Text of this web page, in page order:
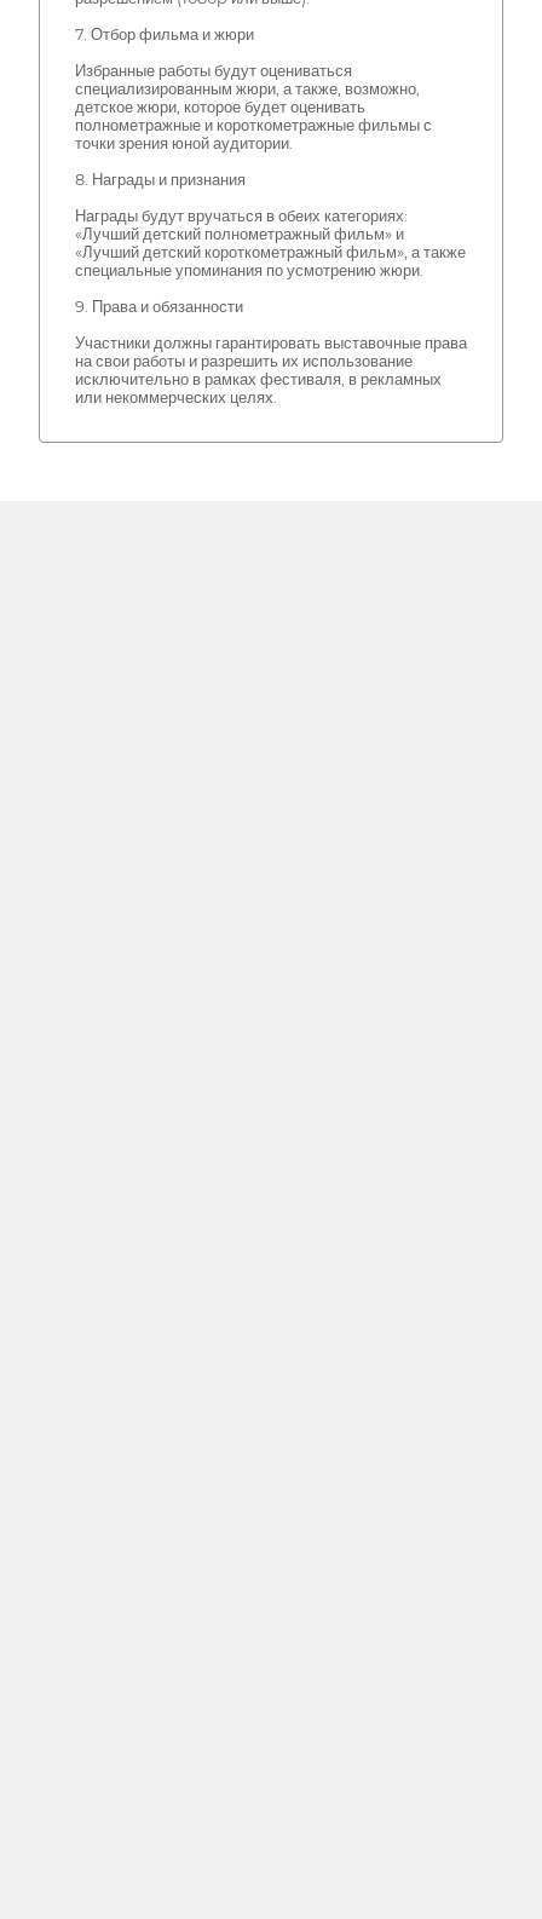
7. Отбор фильма и жюри
Избранные работы будут оцениваться
специализированным жюри, а также, возможно,
детское жюри, которое будет оценивать
полнометражные и короткометражные фильмы с
точки зрения юной аудитории.
8. Награды и признания
Награды будут вручаться в обеих категориях:
«Лучший детский полнометражный фильм» и
«Лучший детский короткометражный фильм», а также
специальные упоминания по усмотрению жюри.
9. Права и обязанности
Участники должны гарантировать выставочные права
на свои работы и разрешить их использование
исключительно в рамках фестиваля, в рекламных
или некоммерческих целях.